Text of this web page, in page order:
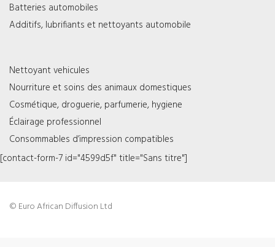
Batteries automobiles
Additifs, lubrifiants et nettoyants automobile
Nettoyant vehicules
Nourriture et soins des animaux domestiques
Cosmétique, droguerie, parfumerie, hygiene
Éclairage professionnel
Consommables d’impression compatibles
[contact-form-7 id="4599d5f" title="Sans titre"]
© Euro African Diffusion Ltd